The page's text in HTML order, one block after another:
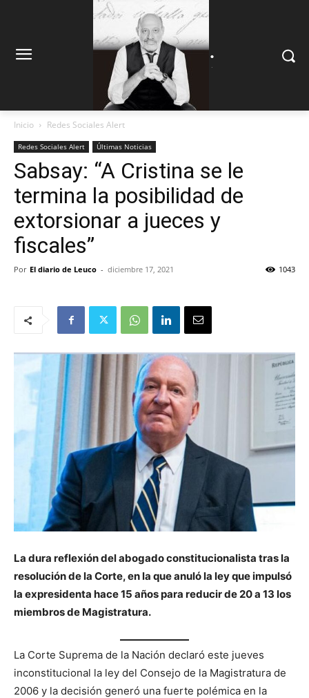
.
Inicio Redes Sociales Alert
Redes Sociales Alert Últimas Noticias
Sabsay: “A Cristina se le
termina la posibilidad de
extorsionar a jueces y
fiscales”
Por El diario de Leuco - diciembre 17, 2021 1043
La dura reflexión del abogado constitucionalista tras la
resolución de la Corte, en la que anuló la ley que impulsó
la expresidenta hace 15 años para reducir de 20 a 13 los
miembros de Magistratura.
La Corte Suprema de la Nación declaró este jueves
inconstitucional la ley del Consejo de la Magistratura de
2006 y la decisión generó una fuerte polémica en la